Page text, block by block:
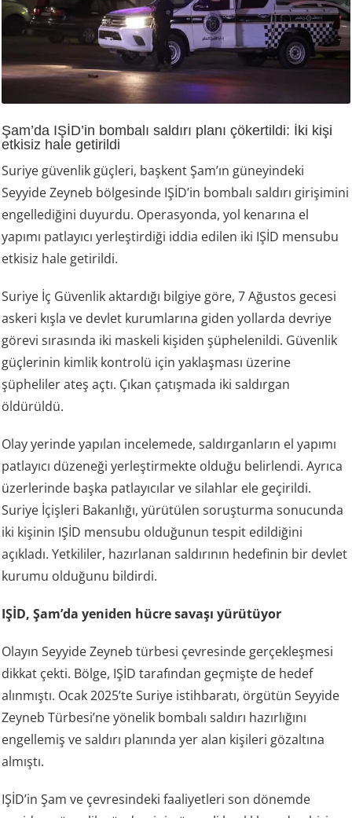
Şam’da IŞİD’in bombalı saldırı planı çökertildi: İki kişi
etkisiz hale getirildi
Suriye güvenlik güçleri, başkent Şam’ın güneyindeki
Seyyide Zeyneb bölgesinde IŞİD’in bombalı saldırı girişimini
engellediğini duyurdu. Operasyonda, yol kenarına el
yapımı patlayıcı yerleştirdiği iddia edilen iki IŞİD mensubu
etkisiz hale getirildi.
Suriye İç Güvenlik aktardığı bilgiye göre, 7 Ağustos gecesi
askeri kışla ve devlet kurumlarına giden yollarda devriye
görevi sırasında iki maskeli kişiden şüphelenildi. Güvenlik
güçlerinin kimlik kontrolü için yaklaşması üzerine
şüpheliler ateş açtı. Çıkan çatışmada iki saldırgan
öldürüldü.
Olay yerinde yapılan incelemede, saldırganların el yapımı
patlayıcı düzeneği yerleştirmekte olduğu belirlendi. Ayrıca
üzerlerinde başka patlayıcılar ve silahlar ele geçirildi.
Suriye İçişleri Bakanlığı, yürütülen soruşturma sonucunda
iki kişinin IŞİD mensubu olduğunun tespit edildiğini
açıkladı. Yetkililer, hazırlanan saldırının hedefinin bir devlet
kurumu olduğunu bildirdi.
IŞİD, Şam’da yeniden hücre savaşı yürütüyor
Olayın Seyyide Zeyneb türbesi çevresinde gerçekleşmesi
dikkat çekti. Bölge, IŞİD tarafından geçmişte de hedef
alınmıştı. Ocak 2025’te Suriye istihbaratı, örgütün Seyyide
Zeyneb Türbesi’ne yönelik bombalı saldırı hazırlığını
engellemiş ve saldırı planında yer alan kişileri gözaltına
almıştı.
IŞİD’in Şam ve çevresindeki faaliyetleri son dönemde